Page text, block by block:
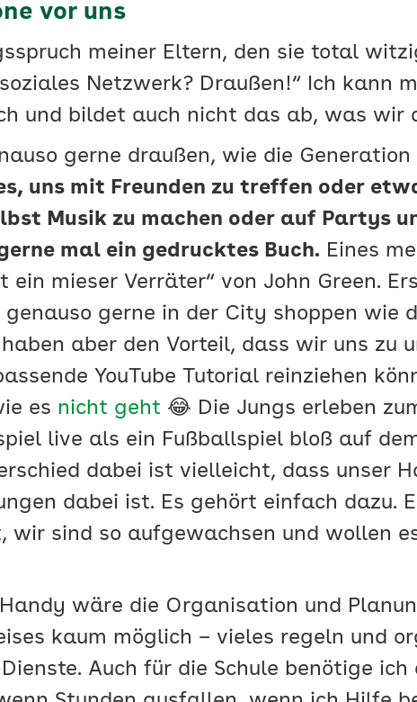
vor uns
meiner Eltern, den sie total
Netzwerk? Draußen!“ Ich kann
und bildet auch nicht das ab, was wir
gerne draußen, wie die
uns mit Freunden zu treffen oder
Musik zu machen oder auf Partys
mal ein gedrucktes Buch. Eines
ein mieser Verräter“ von John Green.
genauso gerne in der City shoppen wie
aber den Vorteil, dass wir uns zu
YouTube Tutorial reinziehen
es nicht geht 😂 Die Jungs erleben
live als ein Fußballspiel bloß auf
dabei ist vielleicht, dass unser
dabei ist. Es gehört einfach dazu.
wir sind so aufgewachsen und wollen
wäre die Organisation und
kaum möglich – vieles regeln und
Auch für die Schule benötige